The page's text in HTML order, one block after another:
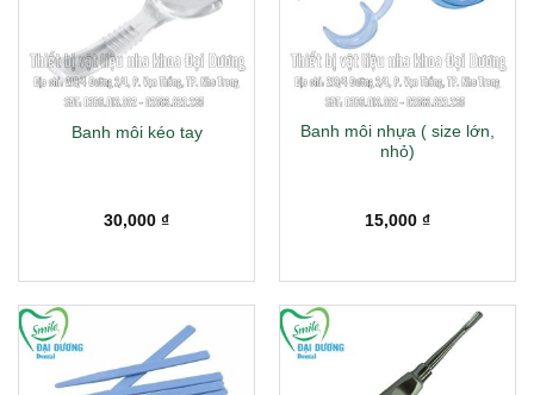
Banh môi kéo tay
30,000 ₫
Banh môi nhựa ( size lớn,
nhỏ)
15,000 ₫